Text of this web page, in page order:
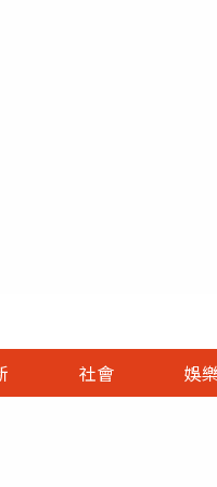
社會 娛樂
首頁
即時
財經首頁
熱線
政